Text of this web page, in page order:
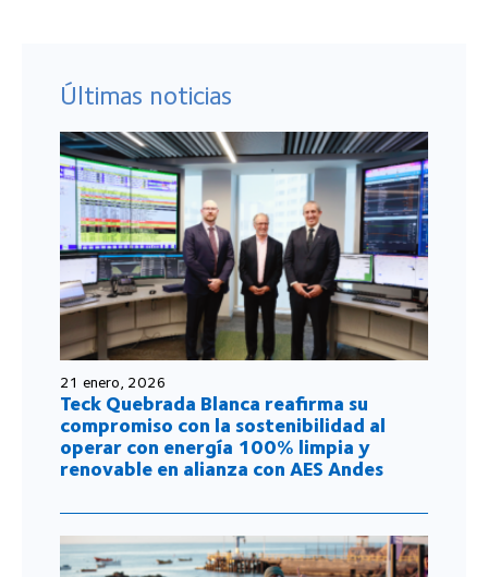
Últimas noticias
21 enero, 2026
Teck Quebrada Blanca reafirma su
compromiso con la sostenibilidad al
operar con energía 100% limpia y
renovable en alianza con AES Andes